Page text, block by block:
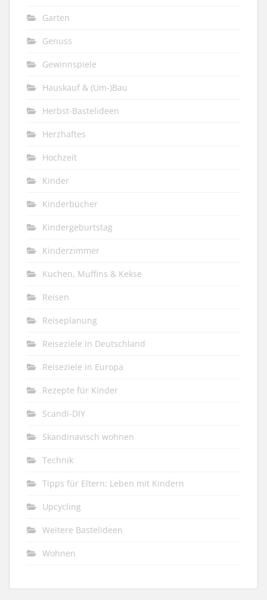
Garten
Genuss
Gewinnspiele
Hauskauf & (Um-)Bau
Herbst-Bastelideen
Herzhaftes
Hochzeit
Kinder
Kinderbücher
Kindergeburtstag
Kinderzimmer
Kuchen, Muffins & Kekse
Reisen
Reiseplanung
Reiseziele in Deutschland
Reiseziele in Europa
Rezepte für Kinder
Scandi-DIY
Skandinavisch wohnen
Technik
Tipps für Eltern: Leben mit Kindern
Upcycling
Weitere Bastelideen
Wohnen